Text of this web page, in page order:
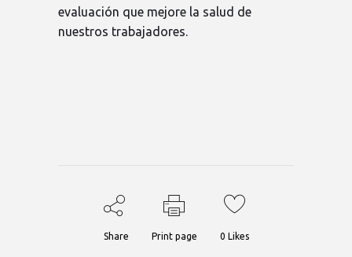
evaluación que mejore la salud de
nuestros trabajadores.
Share Print page 0 Likes